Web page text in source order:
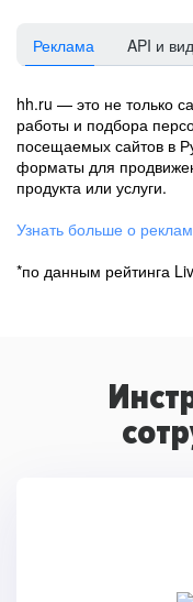
Реклама API и
hh.ru — это не только
работы и подбора
посещаемых сайтов в
форматы для
продукта или услуги.
Узнать больше о
*по данным рейтинга